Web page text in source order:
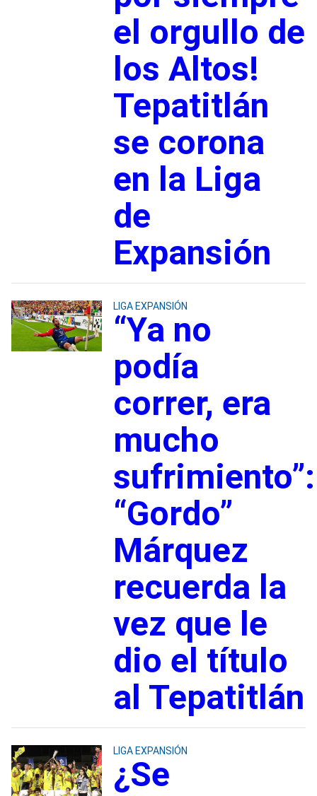
el orgullo de
los Altos!
Tepatitlán
se corona
en la Liga
de
Expansión
LIGA EXPANSIÓN
“Ya no
podía
correr, era
mucho
sufrimiento”:
“Gordo”
Márquez
recuerda la
vez que le
dio el título
al Tepatitlán
LIGA EXPANSIÓN
¿Se